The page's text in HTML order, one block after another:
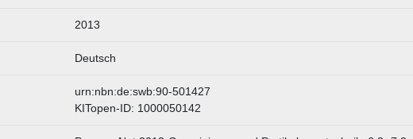
2013
Deutsch
urn:nbn:de:swb:90-501427
KITopen-ID: 1000050142